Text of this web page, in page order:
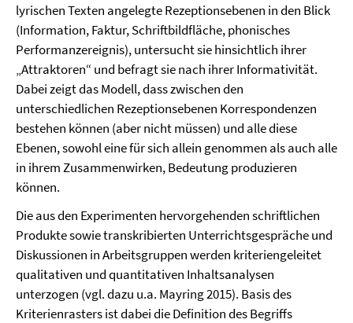
lyrischen Texten angelegte Rezeptionsebenen in den Blick
(Information, Faktur, Schriftbildfläche, phonisches
Performanzereignis), untersucht sie hinsichtlich ihrer
„Attraktoren“ und befragt sie nach ihrer Informativität.
Dabei zeigt das Modell, dass zwischen den
unterschiedlichen Rezeptionsebenen Korrespondenzen
bestehen können (aber nicht müssen) und alle diese
Ebenen, sowohl eine für sich allein genommen als auch alle
in ihrem Zusammenwirken, Bedeutung produzieren
können.
Die aus den Experimenten hervorgehenden schriftlichen
Produkte sowie transkribierten Unterrichtsgespräche und
Diskussionen in Arbeitsgruppen werden kriteriengeleitet
qualitativen und quantitativen Inhaltsanalysen
unterzogen (vgl. dazu u.a. Mayring 2015). Basis des
Kriterienrasters ist dabei die Definition des Begriffs